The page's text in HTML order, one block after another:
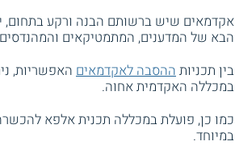
אקדמאים שיש ברשותם הבנה ורקע בתחום,
הבא של המדענים, המתמטיקאים
בין תכניותההסבה לאקדמאים האפשריות,
במכללה האקדמית אחוה.
כמו כן, פועלת במכללה תכנית אלפא
במיוחד.